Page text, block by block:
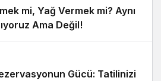
mi, Yağ Vermek mi? Aynı
Ama Değil!
Gücü: Tatilinizi